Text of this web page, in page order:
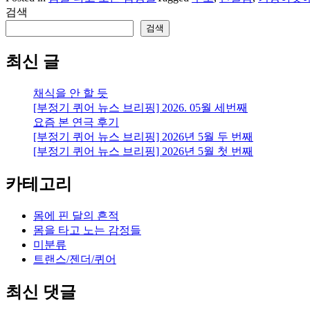
검색
검색
최신 글
채식을 안 할 듯
[부정기 퀴어 뉴스 브리핑] 2026. 05월 세번째
요즘 본 연극 후기
[부정기 퀴어 뉴스 브리핑] 2026년 5월 두 번째
[부정기 퀴어 뉴스 브리핑] 2026년 5월 첫 번째
카테고리
몸에 핀 달의 흔적
몸을 타고 노는 감정들
미분류
트랜스/젠더/퀴어
최신 댓글